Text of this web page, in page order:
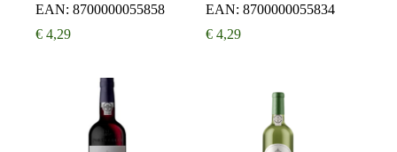
EAN: 8700000055858
€ 4,29
EAN:8700000055834
€ 4,29